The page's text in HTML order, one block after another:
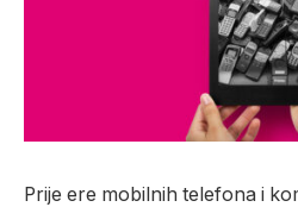
Prije ere mobilnih telefona i